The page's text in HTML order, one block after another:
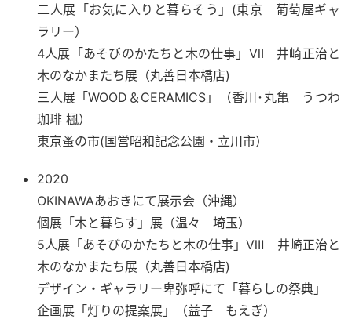
二人展「お気に入りと暮らそう」(東京 葡萄屋ギャ
ラリー）
4人展「あそびのかたちと木の仕事」Ⅶ 井崎正治と
木のなかまたち展（丸善日本橋店)
三人展「WOOD＆CERAMICS」（香川･丸亀 うつわ
珈琲 楓）
東京蚤の市(国営昭和記念公園・立川市）
2020
OKINAWAあおきにて展示会（沖縄）
個展「木と暮らす」展（温々 埼玉）
5人展「あそびのかたちと木の仕事」Ⅷ 井崎正治と
木のなかまたち展 （丸善日本橋店)
デザイン・ギャラリー卑弥呼にて「暮らしの祭典」
企画展「灯りの提案展」（益子 もえぎ）